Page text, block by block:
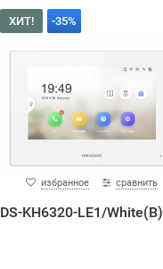
ХИТ! -35%
избранное сравнить
DS-KH6320-LE1/White(B)